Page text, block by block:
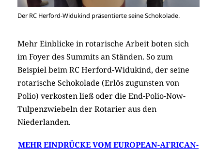
Der RC Herford-Widukind präsentierte seine Schokolade.
Mehr Einblicke in rotarische Arbeit boten sich
im Foyer des Summits an Ständen. So zum
Beispiel beim RC Herford-Widukind, der seine
rotarische Schokolade (Erlös zugunsten von
Polio) verkosten ließ oder die End-Polio-Now-
Tulpenzwiebeln der Rotarier aus den
Niederlanden.
MEHR EINDRÜCKE VOM EUROPEAN-AFRICAN-